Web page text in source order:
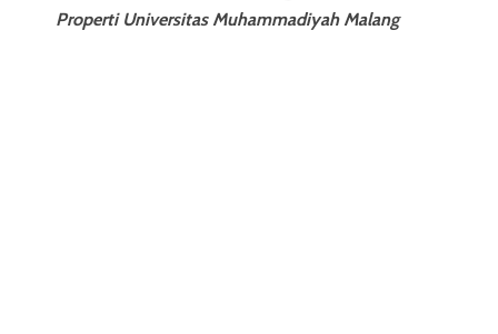
Properti Universitas Muhammadiyah Malang